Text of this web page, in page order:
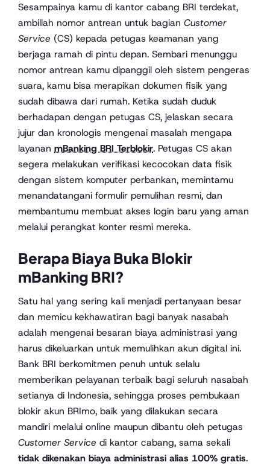
Sesampainya kamu di kantor cabang BRI terdekat,
ambillah nomor antrean untuk bagian Customer
Service (CS) kepada petugas keamanan yang
berjaga ramah di pintu depan. Sembari menunggu
nomor antrean kamu dipanggil oleh sistem pengeras
suara, kamu bisa merapikan dokumen fisik yang
sudah dibawa dari rumah. Ketika sudah duduk
berhadapan dengan petugas CS, jelaskan secara
jujur dan kronologis mengenai masalah mengapa
layanan mBanking BRI Terblokir. Petugas CS akan
segera melakukan verifikasi kecocokan data fisik
dengan sistem komputer perbankan, memintamu
menandatangani formulir pemulihan resmi, dan
membantumu membuat akses login baru yang aman
melalui perangkat konter resmi mereka.
Berapa Biaya Buka Blokir
mBanking BRI?
Satu hal yang sering kali menjadi pertanyaan besar
dan memicu kekhawatiran bagi banyak nasabah
adalah mengenai besaran biaya administrasi yang
harus dikeluarkan untuk memulihkan akun digital ini.
Bank BRI berkomitmen penuh untuk selalu
memberikan pelayanan terbaik bagi seluruh nasabah
setianya di Indonesia, sehingga proses pembukaan
blokir akun BRImo, baik yang dilakukan secara
mandiri melalui online maupun dibantu oleh petugas
Customer Service di kantor cabang, sama sekali
tidak dikenakan biaya administrasi alias 100% gratis.